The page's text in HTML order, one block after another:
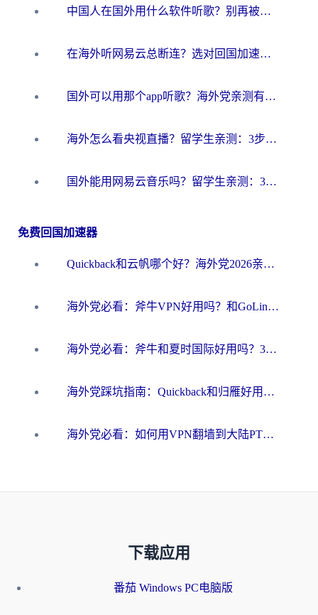
中国人在国外用什么软件听歌？别再被地域限制卡脖子，这篇教你轻松解锁国内音乐库
在海外听网易云总断连？选对回国加速器，告别地区限制和卡顿
国外可以用那个app听歌？海外党亲测有效的回国加速方案，轻松听国内音乐听书
海外怎么看央视直播？留学生亲测：3步解决版权限制+追剧自由
国外能用网易云音乐吗？留学生亲测：3步解决海外听歌难题
免费回国加速器
Quickback和云帆哪个好？海外党2026亲测指南：选对加速器大陆工具，无缝刷国内剧玩国服
海外党必看：斧牛VPN好用吗？和GoLinkVPN对比哪个回国效果更好？
海外党必看：斧牛和夏时国际好用吗？3步选对回国加速器，无缝刷国内资源
海外党踩坑指南：Quickback和归雁好用吗？选对加速器才能无缝刷国内资源
海外党必看：如何用VPN翻墙到大陆PTT？一篇解决你所有回国加速痛点
下载应用
番茄 Windows PC电脑版